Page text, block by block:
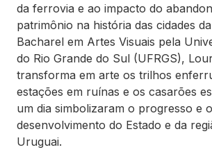
da ferrovia e ao impacto do
patrimônio na história das cidades
Bacharel em Artes Visuais pela
do Rio Grande do Sul (UFRGS),
transforma em arte os trilhos
estações em ruínas e os casarões
um dia simbolizaram o progresso e o
desenvolvimento do Estado e da
Uruguai.